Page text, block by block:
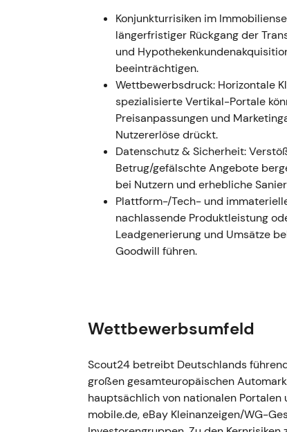
Beteiligung an Sprengnetter. Dr.
Vorstand aus. Ein neues
Januar 2024 und umfasste rund
Das Investorenbild entwickelte
Scout24 verband kontinuierliche
die eigenen Immobiliendaten-
drehte in Richtung
[35].
Technisch gab es positive
Dividendenankündigung und die
von einer Konsolidierungsphase,
[25],[21],[34].
2024 — Berichterstattung,
bulwiengesa
Scout24 veröffentlichte den
AG wurde angekündigt und
[23],[40].
Der Markt sah Scout24
proprietären und Drittanbieter-
strukturellen Plattformvorteilen
Konjunkturrisiken im
längerfristiger Rückgang der
und
beeinträchtigen.
Wettbewerbsdruck: Horizontale
spezialisierte Vertikal-Portale
Preisanpassungen und
Nutzererlöse drückt.
Datenschutz & Sicherheit:
Betrug/gefälschte Angebote
bei Nutzern und erhebliche
Plattform-/Tech- und
nachlassende Produktleistung
Leadgenerierung und Umsätze
Goodwill führen.
Wettbewerbsumfeld
Scout24 betreibt Deutschlands
großen gesamteuropäischen
hauptsächlich von nationalen
mobile.de, eBay Kleinanzeigen/WG-